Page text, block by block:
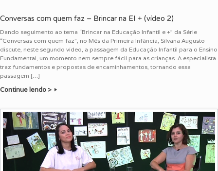
Conversas com quem faz – Brincar na EI + (vídeo 2)
Dando seguimento ao tema “Brincar na Educação Infantil e +” da Série
“Conversas com quem faz”, no Mês da Primeira Infância, Silvana Augusto
discute, neste segundo vídeo, a passagem da Educação Infantil para o Ensino
Fundamental, um momento nem sempre fácil para as crianças. A especialista
traz fundamentos e propostas de encaminhamentos, tornando essa
passagem […]
Continue lendo >